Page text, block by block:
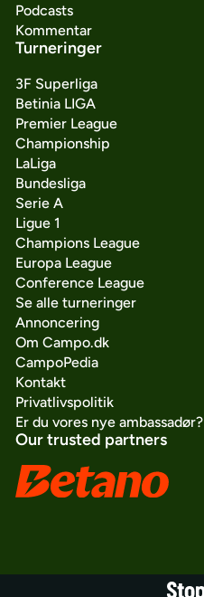
Podcasts
Kommentar
Turneringer
3F Superliga
Betinia LIGA
Premier League
Championship
LaLiga
Bundesliga
Serie A
Ligue 1
Champions League
Europa League
Conference League
Se alle turneringer
Annoncering
Om Campo.dk
CampoPedia
Kontakt
Privatlivspolitik
Er du vores nye ambassadør?
Our trusted partners